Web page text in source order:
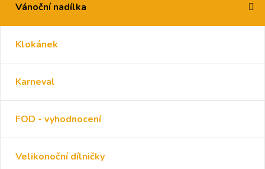
Vánoční nadílka
Klokánek
Karneval
FOD - vyhodnocení
Velikonoční dílničky